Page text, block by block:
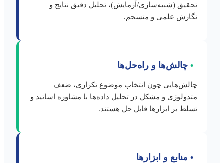
تحقیق (شبیه‌سازی/آزمایش)، تحلیل دقیق نتایج و
نگارش علمی و منسجم.
• چالش‌ها و راه‌حل‌ها
چالش‌هایی چون انتخاب موضوع تکراری، ضعف
متدولوژی و مشکل در تحلیل داده‌ها با مشاوره اساتید و
تسلط بر ابزارها قابل حل هستند.
• منابع و ابزارها